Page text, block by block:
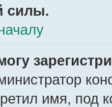
силы.
имя, под